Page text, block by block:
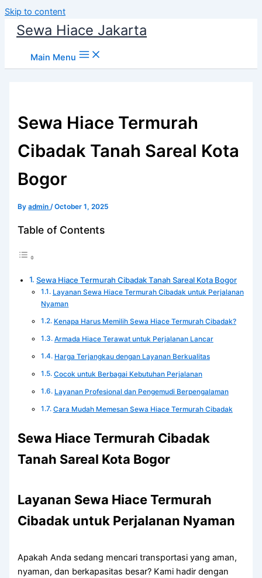
Skip to content
Sewa Hiace Jakarta
Main Menu
Sewa Hiace Termurah
Cibadak Tanah Sareal Kota
Bogor
Byadmin/October 1, 2025
Table of Contents
Sewa Hiace Termurah Cibadak Tanah Sareal Kota Bogor
Layanan Sewa Hiace Termurah Cibadak untuk Perjalanan
Nyaman
Kenapa Harus Memilih Sewa Hiace Termurah Cibadak?
Armada Hiace Terawat untuk Perjalanan Lancar
Harga Terjangkau dengan Layanan Berkualitas
Cocok untuk Berbagai Kebutuhan Perjalanan
Layanan Profesional dan Pengemudi Berpengalaman
Cara Mudah Memesan Sewa Hiace Termurah Cibadak
Sewa Hiace Termurah Cibadak
Tanah Sareal Kota Bogor
Layanan Sewa Hiace Termurah
Cibadak untuk Perjalanan Nyaman
Apakah Anda sedang mencari transportasi yang aman,
nyaman, dan berkapasitas besar? Kami hadir dengan